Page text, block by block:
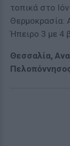
τοπικά στο
Θερμοκρασία:
Ήπειρο 3 με 4
Θεσσαλία,